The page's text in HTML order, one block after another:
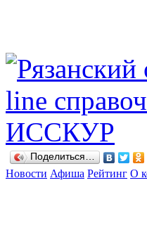
Поделиться…
Новости Афиша Рейтинг О